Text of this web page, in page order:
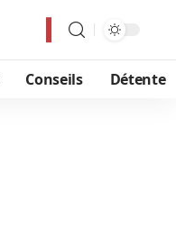
Conseils Détente